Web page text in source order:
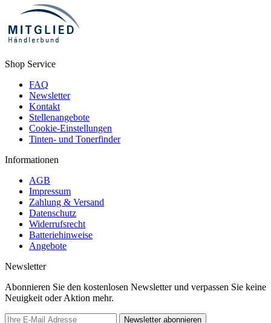
Shop Service
FAQ
Newsletter
Kontakt
Stellenangebote
Cookie-Einstellungen
Tinten- und Tonerfinder
Informationen
AGB
Impressum
Zahlung & Versand
Datenschutz
Widerrufsrecht
Batteriehinweise
Angebote
Newsletter
Abonnieren Sie den kostenlosen Newsletter und verpassen Sie keine
Neuigkeit oder Aktion mehr.
Newsletter abonnieren